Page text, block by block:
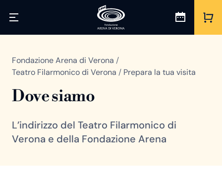
Fondazione Arena di Verona /
Teatro Filarmonico di Verona / Prepara la tua visita
Dove siamo
L’indirizzo del Teatro Filarmonico di
Verona e della Fondazione Arena